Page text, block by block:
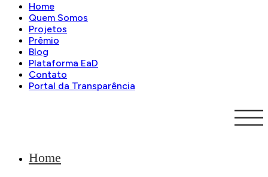
Home
Quem Somos
Projetos
Prêmio
Blog
Plataforma EaD
Contato
Portal da Transparência
Home